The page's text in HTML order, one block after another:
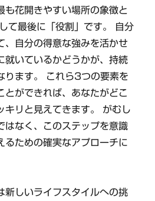
も花開きやすい場所の象徴と
て最後に「役割」です。 自分
、自分の得意な強みを活かせ
就いているかどうかが、持続
ります。 これら3つの要素を
とができれば、あなたがどこ
キリと見えてきます。 がむし
はなく、このステップを意識
るための確実なアプローチに
新しいライフスタイルへの挑